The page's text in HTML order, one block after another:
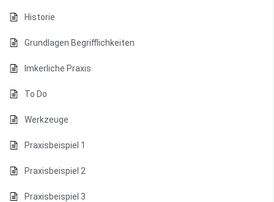
Historie
Grundlagen Begrifflichkeiten
Imkerliche Praxis
To Do
Werkzeuge
Praxisbeispiel 1
Praxisbeispiel 2
Praxisbeispiel 3